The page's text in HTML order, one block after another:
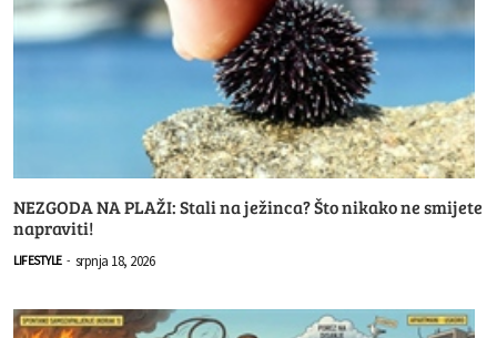
NEZGODA NA PLAŽI: Stali na ježinca? Što nikako ne smijete
napraviti!
LIFESTYLE - srpnja 18, 2026